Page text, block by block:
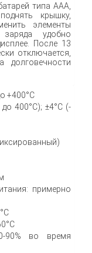
типа ААА,
крышку,
элементы
удобно
После 13
отключается,
долговечности
+400°С
400°С); ±4°С (-
примерно
90% во время